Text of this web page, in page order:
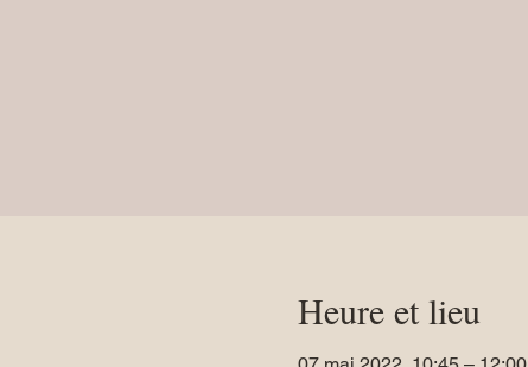
Heure et lieu